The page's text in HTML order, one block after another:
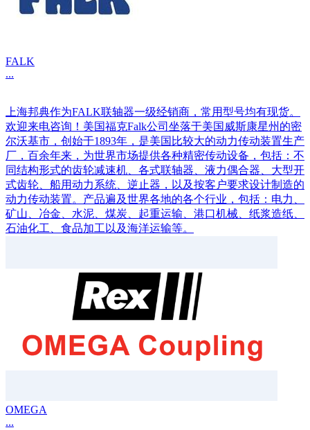
FALK
...
上海邦典作为FALK联轴器一级经销商，常用型号均有现货。
欢迎来电咨询！美国福克Falk公司坐落于美国威斯康星州的密
尔沃基市，创始于1893年，是美国比较大的动力传动装置生产
厂，百余年来，为世界市场提供各种精密传动设备，包括：不
同结构形式的齿轮减速机、各式联轴器、液力偶合器、大型开
式齿轮、船用动力系统、逆止器，以及按客户要求设计制造的
动力传动装置。产品遍及世界各地的各个行业，包括：电力、
矿山、冶金、水泥、煤炭、起重运输、港口机械、纸浆造纸、
石油化工、食品加工以及海洋运输等。
OMEGA
...